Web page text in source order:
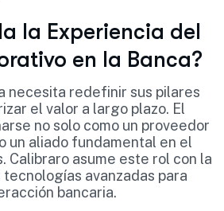
la Experiencia del
en la Banca?
necesita redefinir sus pilares
el valor a largo plazo. El
no solo como un proveedor
un aliado fundamental en el
Calibraro asume este rol con la
avanzadas para
bancaria.